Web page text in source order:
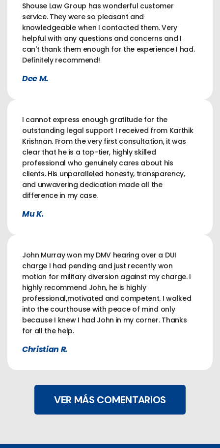
Shouse Law Group has wonderful customer
service. They were so pleasant and
knowledgeable when I contacted them. Very
helpful with any questions and concerns and I
can't thank them enough for the experience I had.
Definitely recommend!
Dee M.
I cannot express enough gratitude for the
outstanding legal support I received from Karthik
Krishnan. From the very first consultation, it was
clear that he is a top-tier, highly skilled
professional who genuinely cares about his
clients. His unparalleled honesty, transparency,
and unwavering dedication made all the
difference in my case.
Mu K.
John Murray won my DMV hearing over a DUI
charge I had pending and just recently won
motion for military diversion against my charge. I
highly recommend John, he is highly
professional,motivated and competent. I walked
into the courthouse with peace of mind only
because I knew I had John in my corner. Thanks
for all the help.
Christian R.
VER MÁS COMENTARIOS